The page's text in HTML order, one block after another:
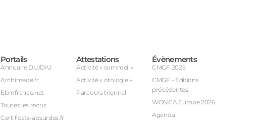
Portails
Annuaire DU/DIU
Archimede.fr
Ebmfrance.net
Toutes les recos
Certificats-absurdes.fr
Attestations
Activité « sommeil »
Activité « otologie »
Parcours triennal
Évènements
CMGF 2025
CMGF - Editions
précédentes
WONCA Europe 2026
Agenda